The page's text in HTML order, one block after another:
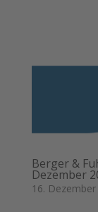
Berger &
Dezember
16.